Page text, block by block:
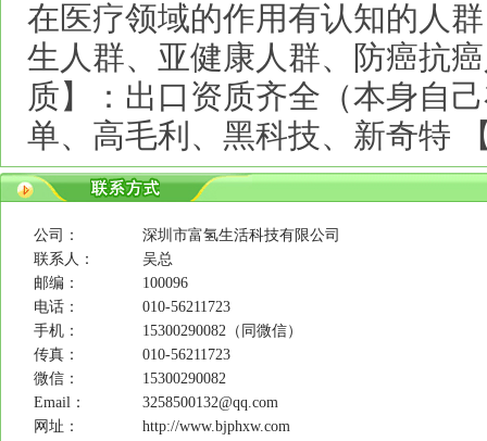
在医疗领域的作用有认知的人
生人群、亚健康人群、防癌抗
质】：出口资质齐全（本身自
单、高毛利、黑科技、新奇特
公司：
深圳市富氢生活科技有限公司
联系人：
吴总
邮编：
100096
电话：
010-56211723
手机：
15300290082（同微信）
传真：
010-56211723
微信：
15300290082
Email：
3258500132@qq.com
网址：
http://www.bjphxw.com